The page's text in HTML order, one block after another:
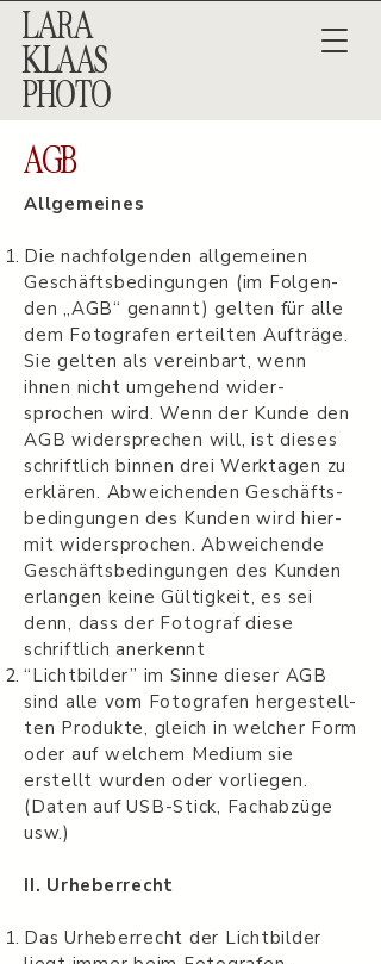
LARA
KLAAS
PHOTO
AGB
All­ge­meines
Die nach­fol­gen­den all­ge­meinen
Geschäfts­be­din­gun­gen (im Fol­gen­
den „AGB“ genannt) gel­ten für alle
dem Fotografen erteil­ten Aufträge.
Sie gel­ten als vere­in­bart, wenn
ihnen nicht umge­hend wider­
sprochen wird. Wenn der Kunde den
AGB wider­sprechen will, ist dieses
schriftlich bin­nen drei Werk­ta­gen zu
erk­lären. Abwe­ichen­den Geschäfts­
be­din­gun­gen des Kun­den wird hier­
mit wider­sprochen. Abwe­ichende
Geschäfts­be­din­gun­gen des Kun­den
erlan­gen keine Gültigkeit, es sei
denn, dass der Fotograf diese
schriftlich anerkennt
“Licht­bilder” im Sinne dieser AGB
sind alle vom Fotografen hergestell­
ten Pro­dukte, gle­ich in welcher Form
oder auf welchem Medium sie
erstellt wur­den oder vor­liegen.
(Daten auf USB-Stick, Fach­abzüge
usw.)
II. Urhe­ber­recht
Das Urhe­ber­recht der Licht­bilder